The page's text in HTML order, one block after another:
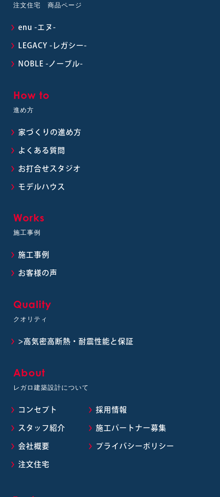
注文住宅 商品ページ
enu -エヌ-
LEGACY -レガシー-
NOBLE -ノーブル-
How to
進め方
家づくりの進め方
よくある質問
お打合せスタジオ
モデルハウス
Works
施工事例
施工事例
お客様の声
Quality
クオリティ
>高気密高断熱・耐震性能と保証
About
レガロ建築設計について
コンセプト 採用情報
スタッフ紹介 施工パートナー募集
会社概要 プライバシーポリシー
注文住宅